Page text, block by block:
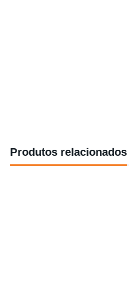
Produtos relacionados